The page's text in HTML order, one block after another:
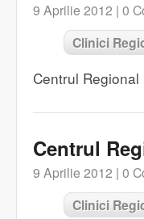
9 Aprilie 2012 | 0
Clinici
Centrul
Centrul
9 Aprilie 2012 | 0
Clinici